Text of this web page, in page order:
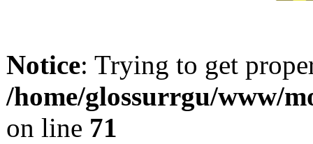
Notice: Trying to get
/home/glossurrgu/www/
on line 71